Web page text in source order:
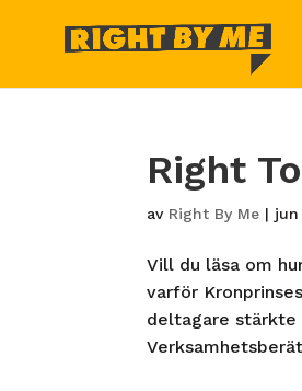
Right
av Right By Me | jun
Vill du läsa om
varför
deltagare stärkte